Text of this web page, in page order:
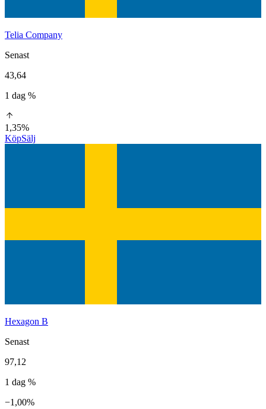
Telia Company
Senast
43,64
1 dag %
1,35%
KöpSälj
Hexagon B
Senast
97,12
1 dag %
−1,00%